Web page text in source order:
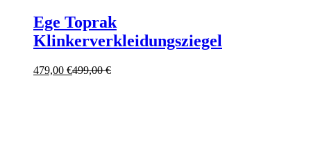
Ege Toprak
Klinkerverkleidungsziegel
479,00 €499,00€